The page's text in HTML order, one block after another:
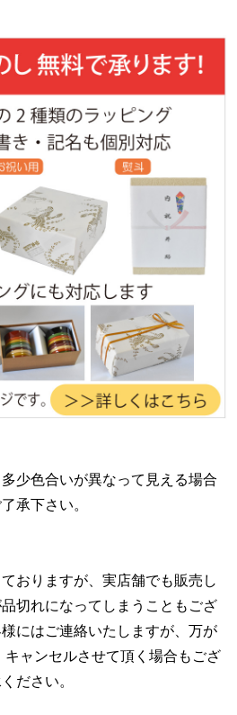
少色合いが異なって見える場合
承下さい。
おりますが、実店舗でも販売し
切れになってしまうこともござ
にはご連絡いたしますが、万が
ャンセルさせて頂く場合もござ
ださい。